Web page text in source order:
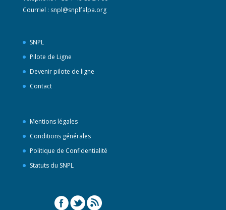
Courriel : snpl@snplfalpa.org
SNPL
Pilote de Ligne
Devenir pilote de ligne
Contact
Mentions légales
Conditions générales
Politique de Confidentialité
Statuts du SNPL